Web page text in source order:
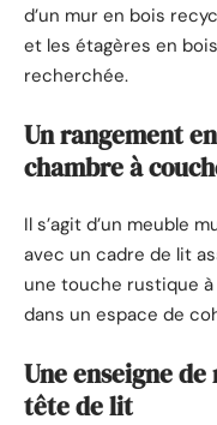
d’un mur en bois
et les étagères en
recherchée.
Un rangement
chambre à
Il s’agit d’un meuble
avec un cadre de lit
une touche rustique
dans un espace de
Une enseigne
tête de lit